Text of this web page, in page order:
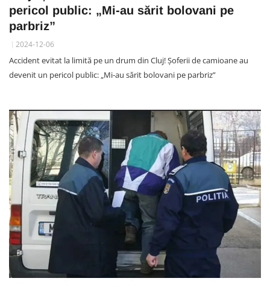
pericol public: „Mi-au sărit bolovani pe
parbriz”
2024-12-06
Accident evitat la limită pe un drum din Cluj! Șoferii de camioane au
devenit un pericol public: „Mi-au sărit bolovani pe parbriz”